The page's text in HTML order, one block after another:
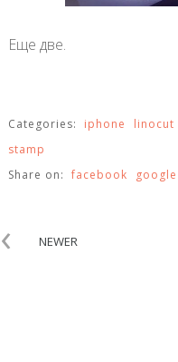
Еще две.
Categories: iphone linocut
stamp
Share on: facebook google
‹ NEWER